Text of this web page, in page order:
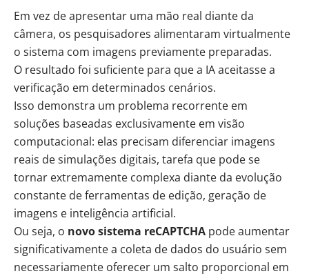
Em vez de apresentar uma mão real diante da
câmera, os pesquisadores alimentaram virtualmente
o sistema com imagens previamente preparadas.
O resultado foi suficiente para que a IA aceitasse a
verificação em determinados cenários.
Isso demonstra um problema recorrente em
soluções baseadas exclusivamente em visão
computacional: elas precisam diferenciar imagens
reais de simulações digitais, tarefa que pode se
tornar extremamente complexa diante da evolução
constante de ferramentas de edição, geração de
imagens e inteligência artificial.
Ou seja, o novo sistema reCAPTCHA pode aumentar
significativamente a coleta de dados do usuário sem
necessariamente oferecer um salto proporcional em